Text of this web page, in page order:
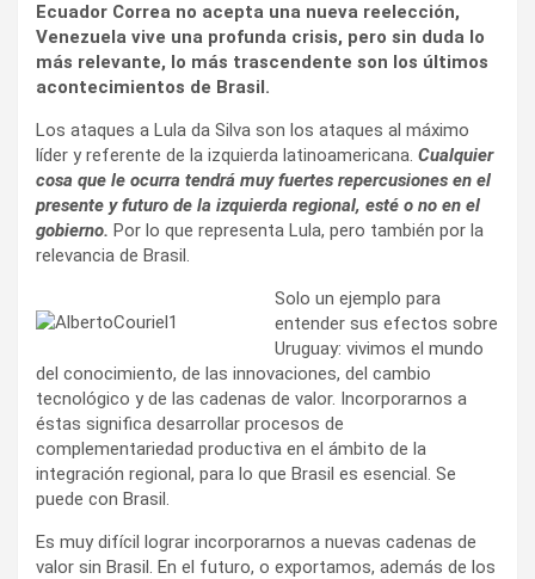
Ecuador Correa no acepta una nueva reelección,
Venezuela vive una profunda crisis, pero sin duda lo
más relevante, lo más trascendente son los últimos
acontecimientos de Brasil.
Los ataques a Lula da Silva son los ataques al máximo
líder y referente de la izquierda latinoamericana. Cualquier
cosa que le ocurra tendrá muy fuertes repercusiones en el
presente y futuro de la izquierda regional, esté o no en el
gobierno. Por lo que representa Lula, pero también por la
relevancia de Brasil.
Solo un ejemplo para
entender sus efectos sobre
Uruguay: vivimos el mundo
del conocimiento, de las innovaciones, del cambio
tecnológico y de las cadenas de valor. Incorporarnos a
éstas significa desarrollar procesos de
complementariedad productiva en el ámbito de la
integración regional, para lo que Brasil es esencial. Se
puede con Brasil.
Es muy difícil lograr incorporarnos a nuevas cadenas de
valor sin Brasil. En el futuro, o exportamos, además de los